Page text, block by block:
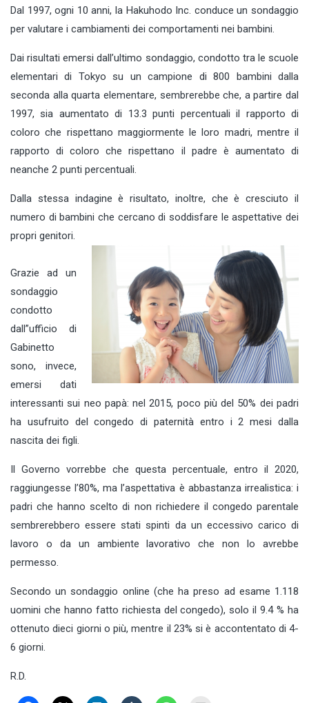
Dal 1997, ogni 10 anni, la Hakuhodo Inc. conduce un sondaggio
per valutare i cambiamenti dei comportamenti nei bambini.
Dai risultati emersi dall’ultimo sondaggio, condotto tra le scuole
elementari di Tokyo su un campione di 800 bambini dalla
seconda alla quarta elementare, sembrerebbe che, a partire dal
1997, sia aumentato di 13.3 punti percentuali il rapporto di
coloro che rispettano maggiormente le loro madri, mentre il
rapporto di coloro che rispettano il padre è aumentato di
neanche 2 punti percentuali.
Dalla stessa indagine è risultato, inoltre, che è cresciuto il
numero di bambini che cercano di soddisfare le aspettative dei
propri genitori.
Grazie ad un
sondaggio
condotto
dall”ufficio di
Gabinetto
sono, invece,
emersi dati
interessanti sui neo papà: nel 2015, poco più del 50% dei padri
ha usufruito del congedo di paternità entro i 2 mesi dalla
nascita dei figli.
Il Governo vorrebbe che questa percentuale, entro il 2020,
raggiungesse l’80%, ma l’aspettativa è abbastanza irrealistica: i
padri che hanno scelto di non richiedere il congedo parentale
sembrerebbero essere stati spinti da un eccessivo carico di
lavoro o da un ambiente lavorativo che non lo avrebbe
permesso.
Secondo un sondaggio online (che ha preso ad esame 1.118
uomini che hanno fatto richiesta del congedo), solo il 9.4 % ha
ottenuto dieci giorni o più, mentre il 23% si è accontentato di 4-
6 giorni.
R.D.